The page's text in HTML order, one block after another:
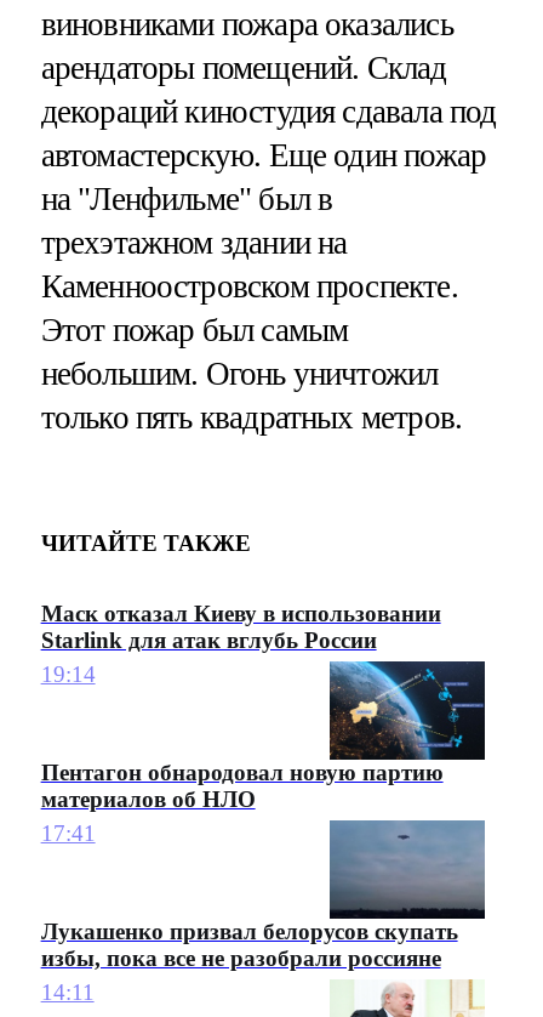
виновниками пожара оказались
арендаторы помещений. Склад
декораций киностудия сдавала под
автомастерскую. Еще один пожар
на "Ленфильме" был в
трехэтажном здании на
Каменноостровском проспекте.
Этот пожар был самым
небольшим. Огонь уничтожил
только пять квадратных метров.
ЧИТАЙТЕ ТАКЖЕ
Маск отказал Киеву в использовании
Starlink для атак вглубь России
19:14
Пентагон обнародовал новую партию
материалов об НЛО
17:41
Лукашенко призвал белорусов скупать
избы, пока все не разобрали россияне
14:11